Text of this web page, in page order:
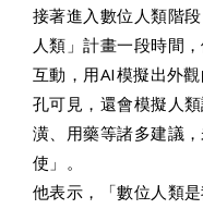
接著進入數位人類階
人類」計畫一段時間
互動，用AI模擬出外
孔可見，還會模擬人
潢、用藥等諸多建議
使」。
他表示，「數位人類